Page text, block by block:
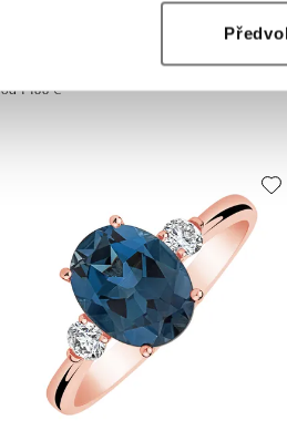
od 1 188 €